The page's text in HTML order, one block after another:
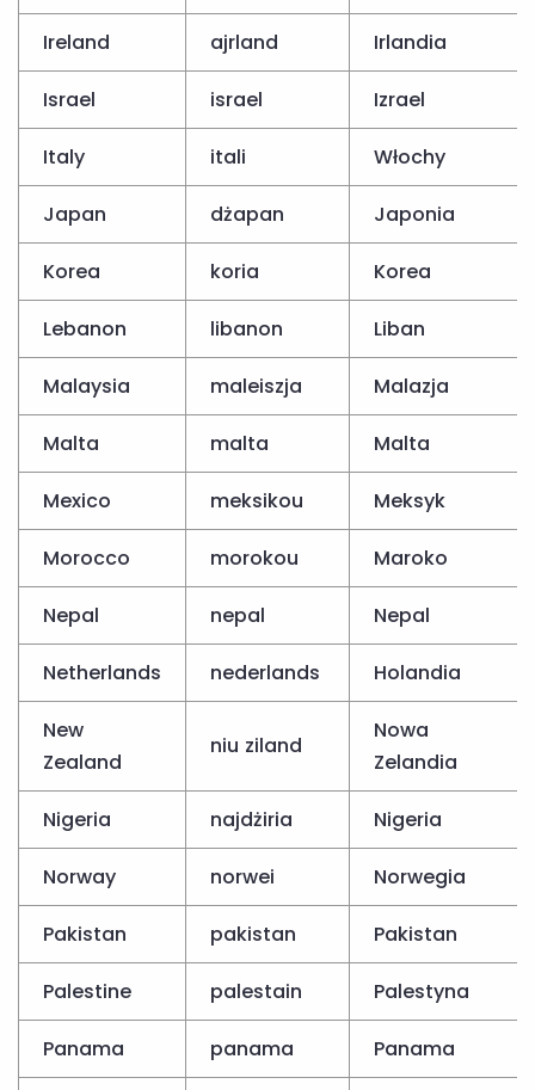
Ireland ajrland Irlandia
Israel israel Izrael
Italy itali Włochy
Japan dżapan Japonia
Korea koria Korea
Lebanon libanon Liban
Malaysia maleiszja Malazja
Malta malta Malta
Mexico meksikou Meksyk
Morocco morokou Maroko
Nepal nepal Nepal
Netherlands nederlands Holandia
New
Zealand
niu ziland
Nowa
Zelandia
Nigeria najdżiria Nigeria
Norway norwei Norwegia
Pakistan pakistan Pakistan
Palestine palestain Palestyna
Panama panama Panama